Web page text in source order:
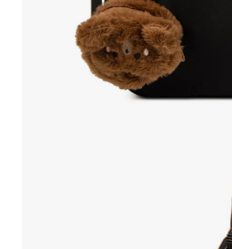
Loncheras
10.Mochila Viajera